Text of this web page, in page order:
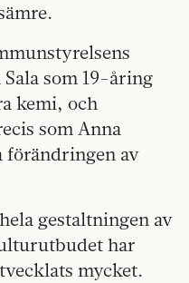
som 19-åring
kemi, och
som Anna
förändringen av
gestaltningen av
har
mycket.